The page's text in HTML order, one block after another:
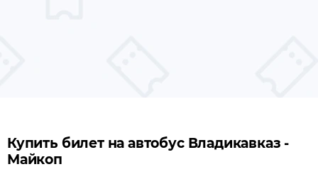
Купить билет на автобус Владикавказ -
Майкоп